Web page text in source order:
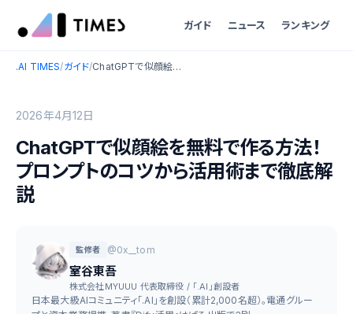
ガイド ニュース ランキング
.AI TIMES/ガイド/ ChatGPTで似顔絵を無料で作る方法！プロンプトのコツから活用術まで徹底解説
2026年4月12日
ChatGPTで似顔絵を無料で作る方法！
プロンプトのコツから活用術まで徹底解
説
監修者 @0x__tom
室谷東吾
株式会社MYUUU 代表取締役 / 「.AI」創設者
日本最大級AIコミュニティ「.AI」を創設（累計2,000名超）。電通グルー